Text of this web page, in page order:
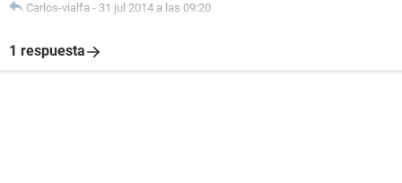
Carlos-vialfa - 31 jul 2014 a las 09:20
1 respuesta